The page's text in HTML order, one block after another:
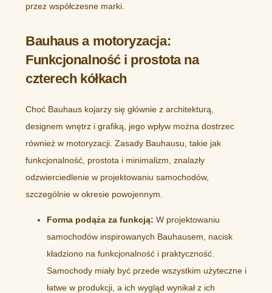
przez współczesne marki.
Bauhaus a motoryzacja:
Funkcjonalność i prostota na
czterech kółkach
Choć Bauhaus kojarzy się głównie z architekturą,
designem wnętrz i grafiką, jego wpływ można dostrzec
również w motoryzacji. Zasady Bauhausu, takie jak
funkcjonalność, prostota i minimalizm, znalazły
odzwierciedlenie w projektowaniu samochodów,
szczególnie w okresie powojennym.
Forma podąża za funkcją: W projektowaniu
samochodów inspirowanych Bauhausem, nacisk
kładziono na funkcjonalność i praktyczność.
Samochody miały być przede wszystkim użyteczne i
łatwe w produkcji, a ich wygląd wynikał z ich